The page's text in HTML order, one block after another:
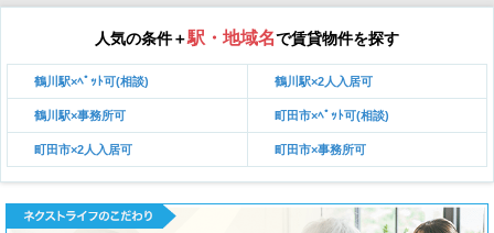
人気の条件＋駅・地域名で賃貸物件を探す
鶴川駅×ﾍﾟｯﾄ可(相談) 鶴川駅×2人入居可
鶴川駅×事務所可 町田市×ﾍﾟｯﾄ可(相談)
町田市×2人入居可 町田市×事務所可